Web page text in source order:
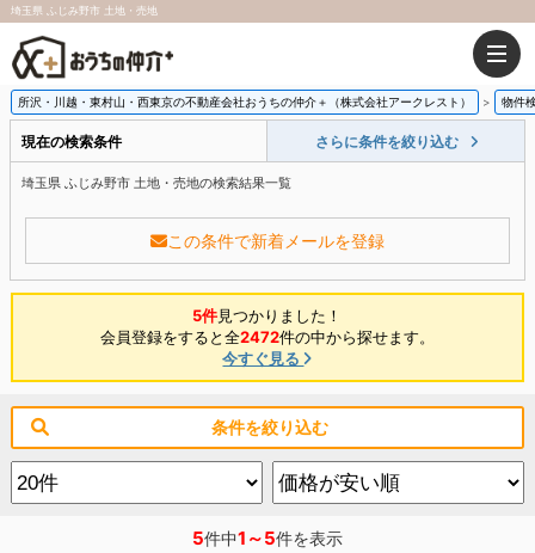
埼玉県 ふじみ野市 土地・売地
所沢・川越・東村山・西東京の不動産会社おうちの仲介＋（株式会社アークレスト） 物件
現在の検索条件 さらに条件を絞り込む
埼玉県 ふじみ野市 土地・売地の検索結果一覧
この条件で新着メールを登録
5件見つかりました！
会員登録をすると全2472件の中から探せます。
今すぐ見る
条件を絞り込む
5件中1～5件を表示